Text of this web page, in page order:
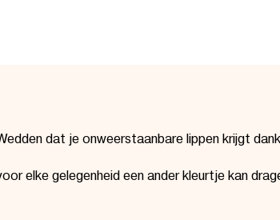
dat je onweerstaanbare lippen krijgt
elke gelegenheid een ander kleurtje kan